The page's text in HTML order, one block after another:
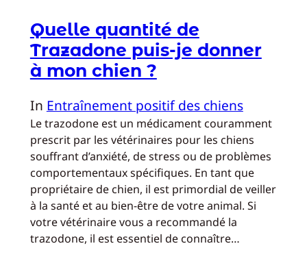
Quelle quantité de
Trazadone puis-je donner
à mon chien ?
In Entraînement positif des chiens
Le trazodone est un médicament couramment
prescrit par les vétérinaires pour les chiens
souffrant d’anxiété, de stress ou de problèmes
comportementaux spécifiques. En tant que
propriétaire de chien, il est primordial de veiller
à la santé et au bien-être de votre animal. Si
votre vétérinaire vous a recommandé la
trazodone, il est essentiel de connaître…